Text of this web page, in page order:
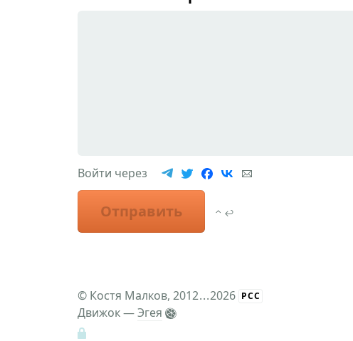
Войти через
Отправить ⌃ ↩
© Костя Малков, 2012...2026 РСС
Движок —Эгея